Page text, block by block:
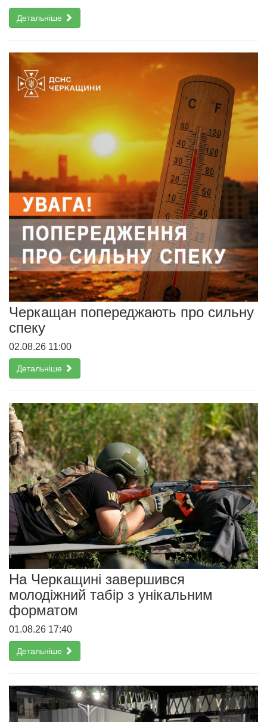
Детальніше
Черкащан попереджають про сильну
спеку
02.08.26 11:00
Детальніше
На Черкащині завершився
молодіжний табір з унікальним
форматом
01.08.26 17:40
Детальніше